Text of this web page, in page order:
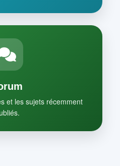
et les sujets récemment